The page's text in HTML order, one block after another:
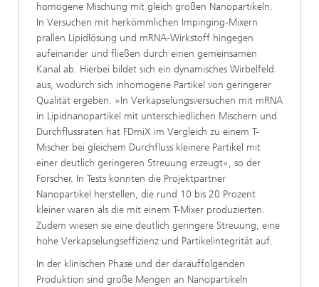
homogene Mischung mit gleich großen Nanopartikeln.
In Versuchen mit herkömmlichen Impinging-Mixern
prallen Lipidlösung und mRNA-Wirkstoff hingegen
aufeinander und fließen durch einen gemeinsamen
Kanal ab. Hierbei bildet sich ein dynamisches Wirbelfeld
aus, wodurch sich inhomogene Partikel von geringerer
Qualität ergeben. »In Verkapselungsversuchen mit mRNA
in Lipidnanopartikel mit unterschiedlichen Mischern und
Durchflussraten hat FDmiX im Vergleich zu einem T-
Mischer bei gleichem Durchfluss kleinere Partikel mit
einer deutlich geringeren Streuung erzeugt«, so der
Forscher. In Tests konnten die Projektpartner
Nanopartikel herstellen, die rund 10 bis 20 Prozent
kleiner waren als die mit einem T-Mixer produzierten.
Zudem wiesen sie eine deutlich geringere Streuung, eine
hohe Verkapselungseffizienz und Partikelintegrität auf.
In der klinischen Phase und der darauffolgenden
Produktion sind große Mengen an Nanopartikeln